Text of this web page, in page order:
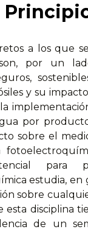
a los que
por un
y su
por
sobre el
para
estudia, en
sobre
esta disciplina
de un